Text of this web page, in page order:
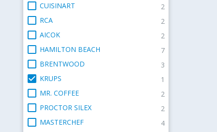
check_box_outline_blank CUISINART 2
check_box_outline_blank RCA 2
check_box_outline_blank AICOK 2
check_box_outline_blank HAMILTON BEACH 7
check_box_outline_blank BRENTWOOD 3
check_box KRUPS 1
check_box_outline_blank MR. COFFEE 2
check_box_outline_blank PROCTOR SILEX 2
check_box_outline_blank MASTERCHEF 4